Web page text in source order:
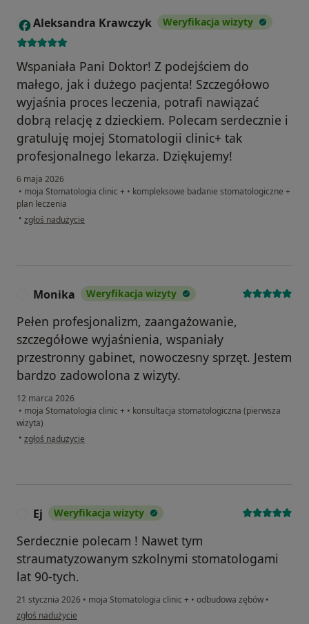
A Aleksandra Krawczyk Weryfikacja wizyty
Wspaniała Pani Doktor! Z podejściem do
małego, jak i dużego pacjenta! Szczegółowo
wyjaśnia proces leczenia, potrafi nawiązać
dobrą relację z dzieckiem. Polecam serdecznie i
gratuluję mojej Stomatologii clinic+ tak
profesjonalnego lekarza. Dziękujemy!
6 maja 2026
• moja Stomatologia clinic + • kompleksowe badanie stomatologiczne +
plan leczenia
• w opinii użytkownika Aleksandra Krawczyk
zgłoś nadużycie
Monika Weryfikacja wizyty
Pełen profesjonalizm, zaangażowanie,
szczegółowe wyjaśnienia, wspaniały
przestronny gabinet, nowoczesny sprzęt. Jestem
bardzo zadowolona z wizyty.
12 marca 2026
• moja Stomatologia clinic + • konsultacja stomatologiczna (pierwsza
wizyta)
• w opinii użytkownika Monika
zgłoś nadużycie
Ej Weryfikacja wizyty
Serdecznie polecam ! Nawet tym
straumatyzowanym szkolnymi stomatologami
lat 90-tych.
21 stycznia 2026 • moja Stomatologia clinic + • odbudowa zębów •
w opinii użytkownika Ej
zgłoś nadużycie